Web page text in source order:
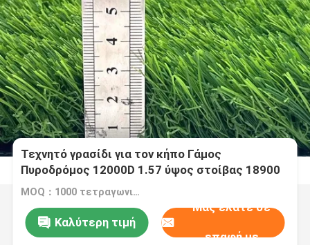
Τεχνητό γρασίδι για τον κήπο Γάμος
Πυροδρόμος 12000D 1.57 ύψος στοίβας 18900
πυκνότητα
MOQ：1000 τετραγωνικά μέτρα
Καλύτερη τιμή
Μας ελάτε σε
επαφή με